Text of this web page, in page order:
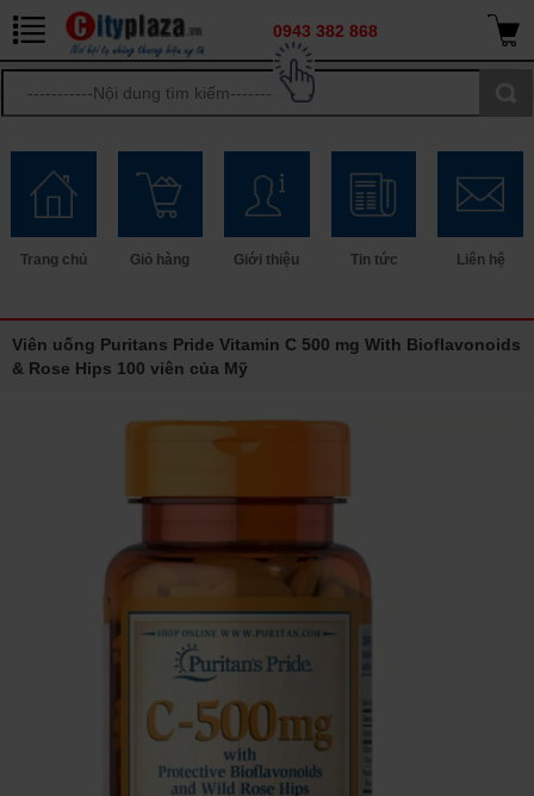
0943 382 868
Trang chủ Giỏ hàng Giới thiệu Tin tức Liên hệ
Viên uống Puritans Pride Vitamin C 500 mg With Bioflavonoids
& Rose Hips 100 viên của Mỹ